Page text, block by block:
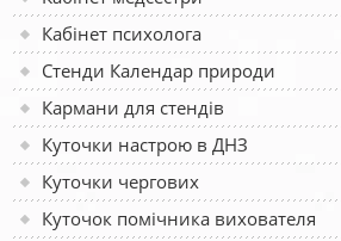
Кабінет психолога
Стенди Календар природи
Кармани для стендів
Куточки настрою в ДНЗ
Куточки чергових
Куточок помічника вихователя